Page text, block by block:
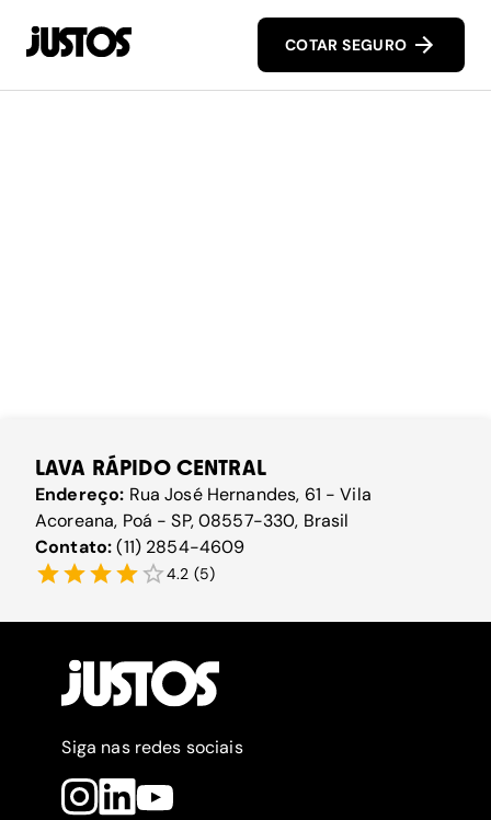
COTAR SEGURO
LAVA RÁPIDO CENTRAL
Endereço: Rua José Hernandes, 61 - Vila
Acoreana, Poá - SP, 08557-330, Brasil
Contato:(11) 2854-4609
4.2 (5)
Siga nas redes sociais